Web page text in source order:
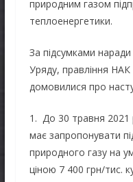
природним газом
теплоенергетики.
За підсумками
Уряду, правління
домовилися про
1. До 30 травня 2021
має запропонувати
природного газу на
ціною 7 400 грн/тис.